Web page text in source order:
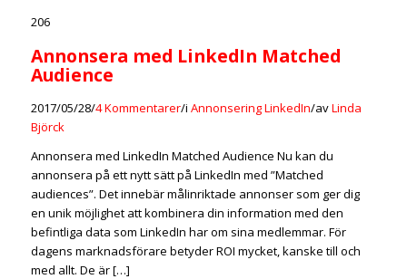
206
Annonsera med LinkedIn Matched
Audience
2017/05/28/4 Kommentarer/i Annonsering LinkedIn/avLinda
Björck
Annonsera med LinkedIn Matched Audience Nu kan du
annonsera på ett nytt sätt på LinkedIn med ”Matched
audiences”. Det innebär målinriktade annonser som ger dig
en unik möjlighet att kombinera din information med den
befintliga data som LinkedIn har om sina medlemmar. För
dagens marknadsförare betyder ROI mycket, kanske till och
med allt. De är […]